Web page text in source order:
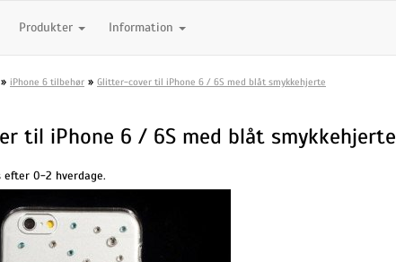
Produkter Information
» iPhone 6 tilbehør » Glitter-cover til iPhone 6 / 6S med blåt smykkehjerte
til iPhone 6 / 6S med blåt smykkehjerte
efter 0-2 hverdage.